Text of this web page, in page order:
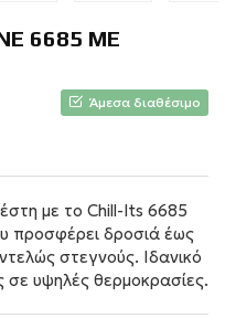
6685 ΜΕ
Άμεσα διαθέσιμο
με το Chill-Its 6685
προσφέρει δροσιά έως
στεγνούς. Ιδανικό
σε υψηλές θερμοκρασίες.